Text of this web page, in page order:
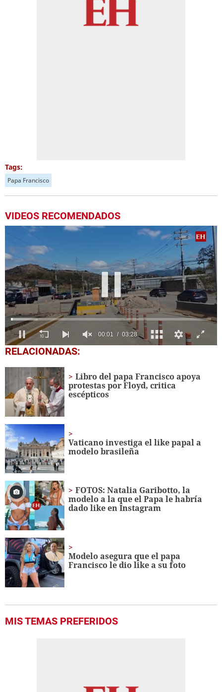
Tags:
Papa Francisco
VIDEOS RECOMENDADOS
0
seconds
minutes,
seconds
RELACIONADAS:
Libro del papa Francisco apoya
protestas por Floyd, critica
escépticos
Vaticano investiga el like papal a
modelo brasileña
FOTOS: Natalia Garibotto, la
modelo a la que el Papa le habría
dado like en Instagram
Modelo asegura que el papa
Francisco le dio like a su foto
MIS TEMAS PREFERIDOS